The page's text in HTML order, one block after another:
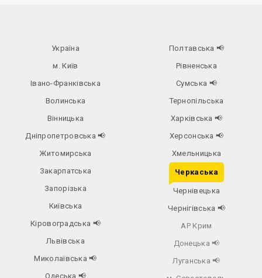
Україна
м. Київ
Івано-Франківська
Волинська
Вінницька
Дніпропетровська📢
Житомирська
Закарпатська
Запорізька
Київська
Кіровоградська 📢
Львівська
Миколаївська📢
Одеська📢
Полтавська 📢
Рівненська
Сумська 📢
Тернопільська
Харківська 📢
Херсонська 📢
Хмельницька
Черкаська
Чернівецька
Чернігівська 📢
АР Крим
Донецька 📢
Луганська 📢